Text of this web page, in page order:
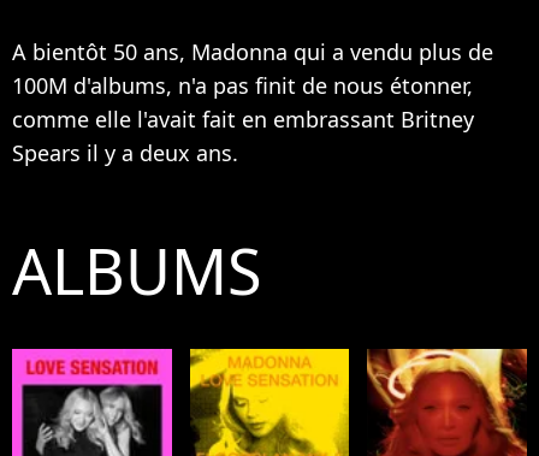
A bientôt 50 ans, Madonna qui a vendu plus de
100M d'albums, n'a pas finit de nous étonner,
comme elle l'avait fait en embrassant Britney
Spears il y a deux ans.
ALBUMS